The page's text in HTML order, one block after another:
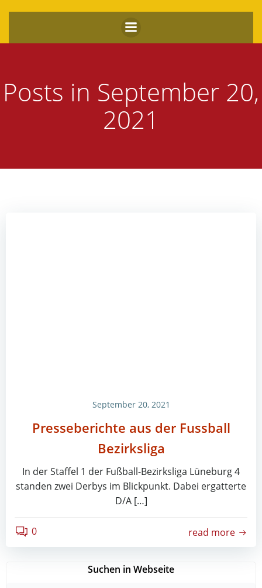
Inhalt
springen
Posts in September 20,
2021
September 20, 2021
Presseberichte aus der Fussball
Bezirksliga
In der Staffel 1 der Fußball-Bezirksliga Lüneburg 4
standen zwei Derbys im Blickpunkt. Dabei ergatterte
D/A […]
0 read more
Suchen in Webseite